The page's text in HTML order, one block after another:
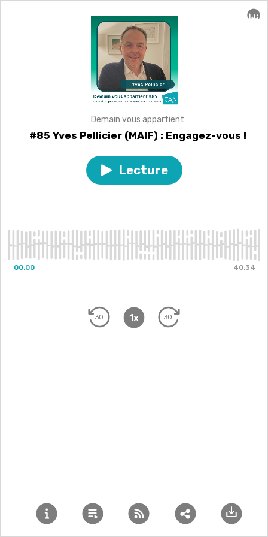
Play
episode
(MAIF)
:
Engagez-
Lecture
Demain vous appartient
#85 Yves Pellicier (MAIF) : Engagez-vous !
00:00 40:34
30 1x 30